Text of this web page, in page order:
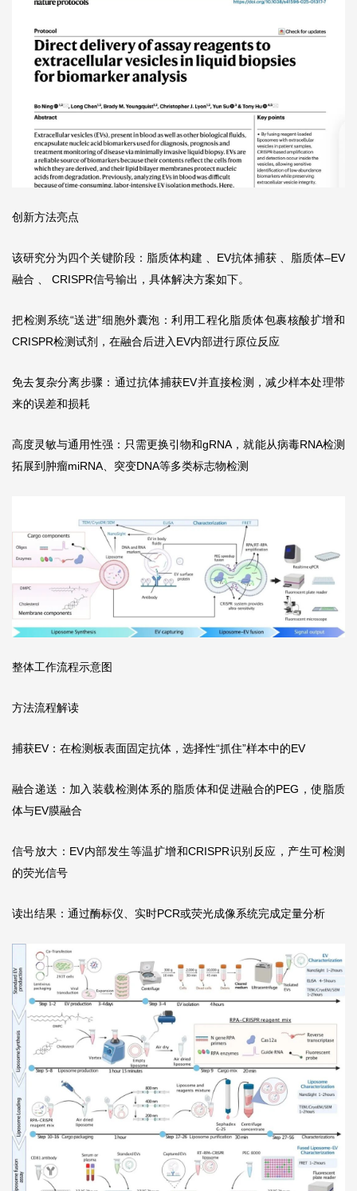
创新方法亮点
该研究分为四个关键阶段：脂质体构建 、EV抗体捕获 、脂质体–EV
融合 、 CRISPR信号输出，具体解决方案如下。
把检测系统“送进”细胞外囊泡：利用工程化脂质体包裹核酸扩增和
CRISPR检测试剂，在融合后进入EV内部进行原位反应
免去复杂分离步骤：通过抗体捕获EV并直接检测，减少样本处理带
来的误差和损耗
高度灵敏与通用性强：只需更换引物和gRNA，就能从病毒RNA检测
拓展到肿瘤miRNA、突变DNA等多类标志物检测
整体工作流程示意图
方法流程解读
捕获EV：在检测板表面固定抗体，选择性“抓住”样本中的EV
融合递送：加入装载检测体系的脂质体和促进融合的PEG，使脂质
体与EV膜融合
信号放大：EV内部发生等温扩增和CRISPR识别反应，产生可检测
的荧光信号
读出结果：通过酶标仪、实时PCR或荧光成像系统完成定量分析